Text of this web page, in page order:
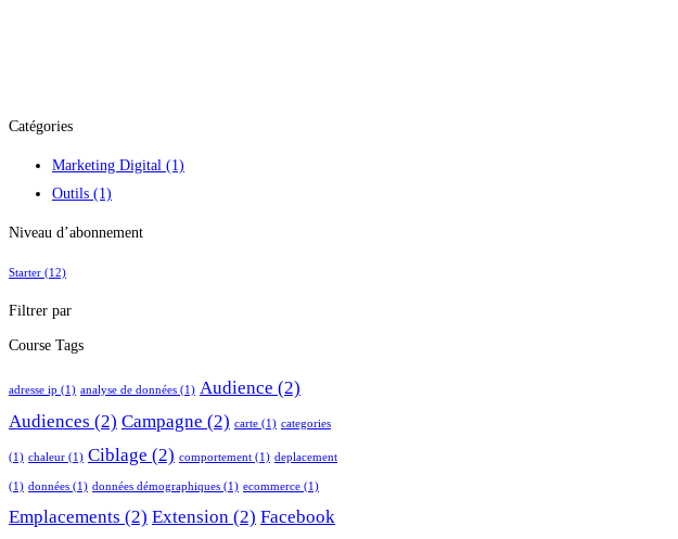
Catégories
Marketing Digital (1)
Outils (1)
Niveau d’abonnement
Starter (12)
Filtrer par
Course Tags
adresse ip (1) analyse de données (1) Audience (2)
Audiences (2) Campagne (2) carte (1) categories
(1) chaleur (1) Ciblage (2) comportement (1) deplacement
(1) données (1) données démographiques (1) ecommerce (1)
Emplacements (2) Extension (2) Facebook